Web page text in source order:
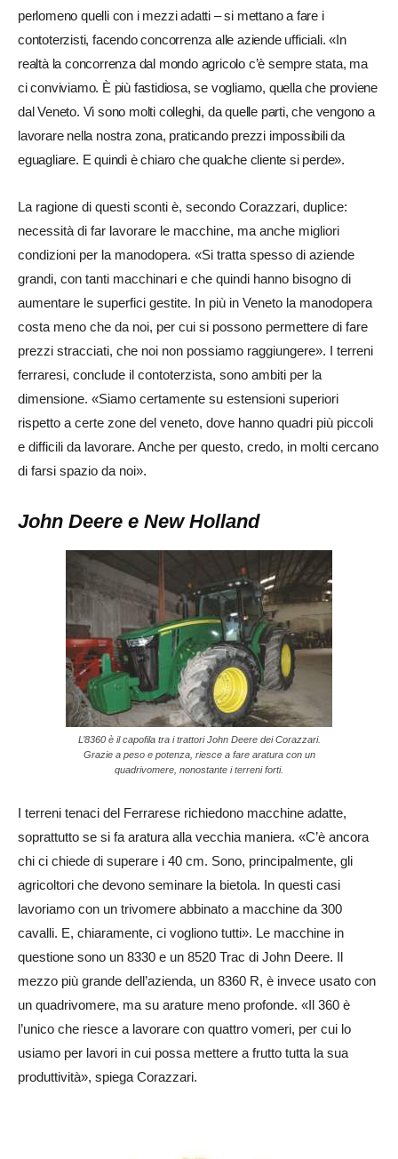
perlomeno quelli con i mezzi adatti – si mettano a fare i
contoterzisti, facendo concorrenza alle aziende ufficiali. «In
realtà la concorrenza dal mondo agricolo c’è sempre stata, ma
ci conviviamo. È più fastidiosa, se vogliamo, quella che proviene
dal Veneto. Vi sono molti colleghi, da quelle parti, che vengono a
lavorare nella nostra zona, praticando prezzi impossibili da
eguagliare. E quindi è chiaro che qualche cliente si perde».
La ragione di questi sconti è, secondo Corazzari, duplice:
necessità di far lavorare le macchine, ma anche migliori
condizioni per la manodopera. «Si tratta spesso di aziende
grandi, con tanti macchinari e che quindi hanno bisogno di
aumentare le superfici gestite. In più in Veneto la manodopera
costa meno che da noi, per cui si possono permettere di fare
prezzi stracciati, che noi non possiamo raggiungere». I terreni
ferraresi, conclude il contoterzista, sono ambiti per la
dimensione. «Siamo certamente su estensioni superiori
rispetto a certe zone del veneto, dove hanno quadri più piccoli
e difficili da lavorare. Anche per questo, credo, in molti cercano
di farsi spazio da noi».
John Deere e New Holland
L’8360 è il capofila tra i trattori John Deere dei Corazzari.
Grazie a peso e potenza, riesce a fare aratura con un
quadrivomere, nonostante i terreni forti.
I terreni tenaci del Ferrarese richiedono macchine adatte,
soprattutto se si fa aratura alla vecchia maniera. «C’è ancora
chi ci chiede di superare i 40 cm. Sono, principalmente, gli
agricoltori che devono seminare la bietola. In questi casi
lavoriamo con un trivomere abbinato a macchine da 300
cavalli. E, chiaramente, ci vogliono tutti». Le macchine in
questione sono un 8330 e un 8520 Trac di John Deere. Il
mezzo più grande dell’azienda, un 8360 R, è invece usato con
un quadrivomere, ma su arature meno profonde. «Il 360 è
l’unico che riesce a lavorare con quattro vomeri, per cui lo
usiamo per lavori in cui possa mettere a frutto tutta la sua
produttività», spiega Corazzari.